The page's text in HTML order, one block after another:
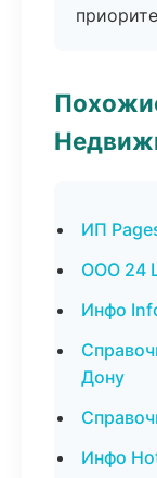
ИП
ООО 24
Инфо
Дону
Инфо